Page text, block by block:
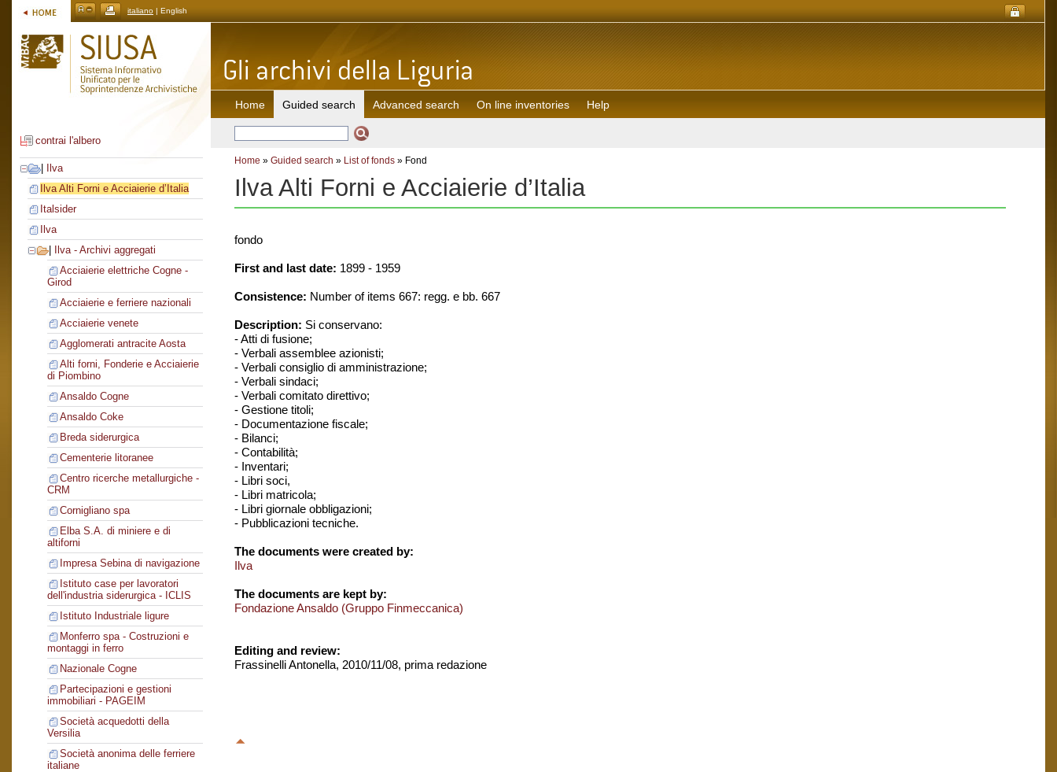
italiano | English
contrai l'albero
Ilva
Ilva Alti Forni e Acciaierie d’Italia
Italsider
Ilva
Ilva - Archivi aggregati
Acciaierie elettriche Cogne -
Girod
Acciaierie e ferriere nazionali
Acciaierie venete
Agglomerati antracite Aosta
Alti forni, Fonderie e Acciaierie
di Piombino
Ansaldo Cogne
Ansaldo Coke
Breda siderurgica
Cementerie litoranee
Centro ricerche metallurgiche -
CRM
Cornigliano spa
Elba S.A. di miniere e di
altiforni
Impresa Sebina di navigazione
Istituto case per lavoratori
dell'industria siderurgica - ICLIS
Istituto Industriale ligure
Monferro spa - Costruzioni e
montaggi in ferro
Nazionale Cogne
Partecipazioni e gestioni
immobiliari - PAGEIM
Società acquedotti della
Versilia
Società anonima delle ferriere
italiane
Home Guided search Advanced search On line inventories Help
Home » Guided search » List of fonds » Fond
Ilva Alti Forni e Acciaierie d’Italia
fondo
First and last date: 1899 - 1959
Consistence: Number of items 667: regg. e bb. 667
Description: Si conservano:
- Atti di fusione;
- Verbali assemblee azionisti;
- Verbali consiglio di amministrazione;
- Verbali sindaci;
- Verbali comitato direttivo;
- Gestione titoli;
- Documentazione fiscale;
- Bilanci;
- Contabilità;
- Inventari;
- Libri soci,
- Libri matricola;
- Libri giornale obbligazioni;
- Pubblicazioni tecniche.
The documents were created by:
Ilva
The documents are kept by:
Fondazione Ansaldo (Gruppo Finmeccanica)
Editing and review:
Frassinelli Antonella, 2010/11/08, prima redazione